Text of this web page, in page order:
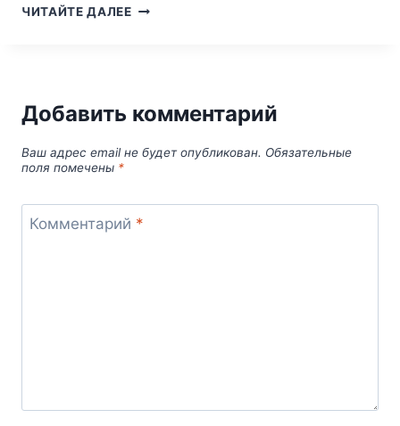
ЧИТАЙТЕ ДАЛЕЕ АГАТА
ЭРКЮЛЬ
Добавить комментарий
Ваш адрес email не будет опубликован. Обязательные
поля помечены *
Комментарий *